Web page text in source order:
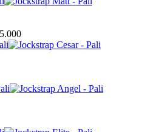
Rango
de
hasta